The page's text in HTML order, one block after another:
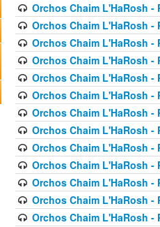
Orchos Chaim L'HaRosh -
Orchos Chaim L'HaRosh -
Orchos Chaim L'HaRosh -
Orchos Chaim L'HaRosh -
Orchos Chaim L'HaRosh -
Orchos Chaim L'HaRosh -
Orchos Chaim L'HaRosh -
Orchos Chaim L'HaRosh -
Orchos Chaim L'HaRosh -
Orchos Chaim L'HaRosh -
Orchos Chaim L'HaRosh -
Orchos Chaim L'HaRosh -
Orchos Chaim L'HaRosh -